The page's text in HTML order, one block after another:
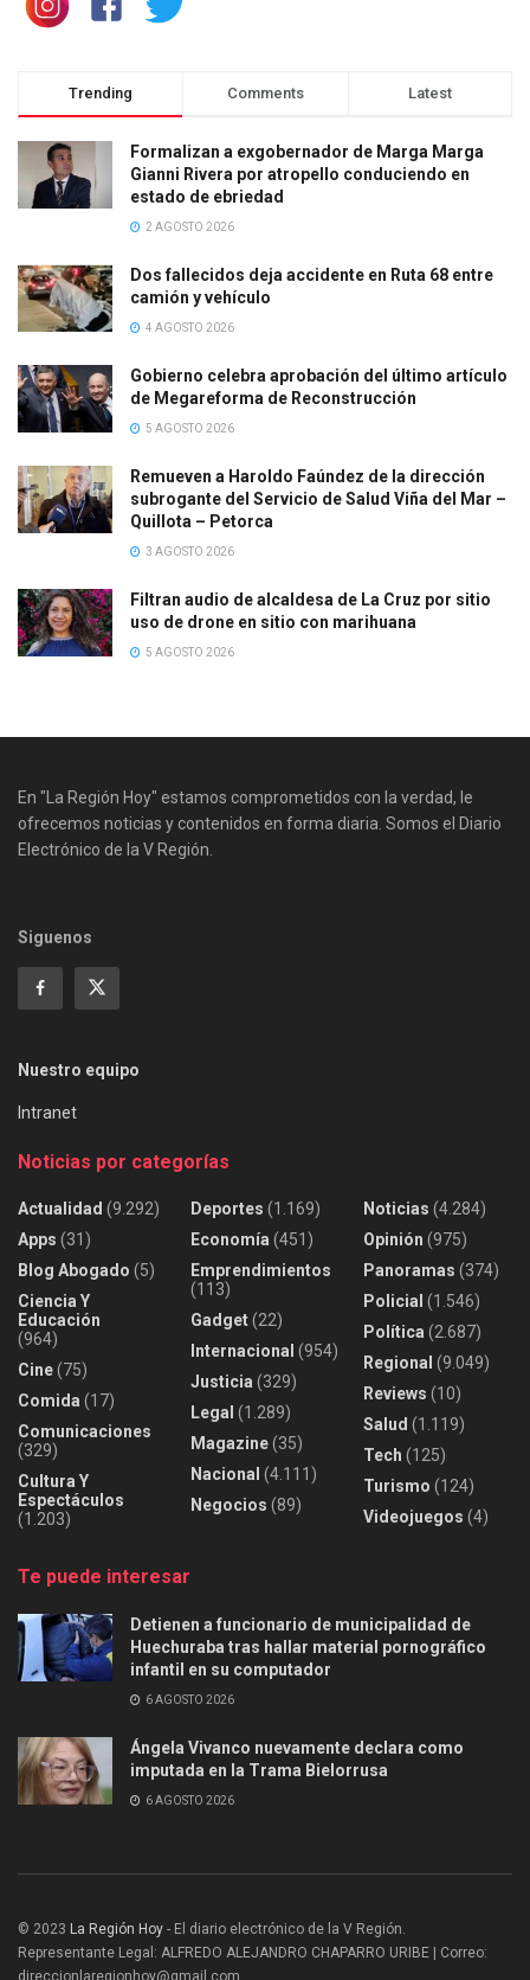
Trending Comments Latest
Formalizan a exgobernador de Marga Marga
Gianni Rivera por atropello conduciendo en
estado de ebriedad
2 AGOSTO 2026
Dos fallecidos deja accidente en Ruta 68 entre
camión y vehículo
4 AGOSTO 2026
Gobierno celebra aprobación del último artículo
de Megareforma de Reconstrucción
5 AGOSTO 2026
Remueven a Haroldo Faúndez de la dirección
subrogante del Servicio de Salud Viña del Mar –
Quillota – Petorca
3 AGOSTO 2026
Filtran audio de alcaldesa de La Cruz por sitio
uso de drone en sitio con marihuana
5 AGOSTO 2026
En "La Región Hoy" estamos comprometidos con la verdad, le
ofrecemos noticias y contenidos en forma diaria. Somos el Diario
Electrónico de la V Región.
Siguenos
Nuestro equipo
Intranet
Noticias por categorías
Actualidad (9.292)
Apps (31)
Blog Abogado (5)
Ciencia Y
Educación
(964)
Cine(75)
Comida (17)
Comunicaciones
(329)
Cultura Y
Espectáculos
(1.203)
Deportes (1.169)
Economía (451)
Emprendimientos
(113)
Gadget(22)
Internacional (954)
Justicia (329)
Legal (1.289)
Magazine(35)
Nacional (4.111)
Negocios (89)
Noticias (4.284)
Opinión (975)
Panoramas (374)
Policial (1.546)
Política (2.687)
Regional (9.049)
Reviews (10)
Salud (1.119)
Tech (125)
Turismo (124)
Videojuegos (4)
Te puede interesar
Detienen a funcionario de municipalidad de
Huechuraba tras hallar material pornográfico
infantil en su computador
6 AGOSTO 2026
Ángela Vivanco nuevamente declara como
imputada en la Trama Bielorrusa
6 AGOSTO 2026
© 2023 La Región Hoy - El diario electrónico de la V Región.
Representante Legal: ALFREDO ALEJANDRO CHAPARRO URIBE | Correo:
direccionlaregionhoy@gmail.com